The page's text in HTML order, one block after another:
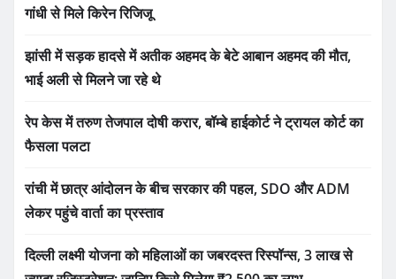
गांधी से मिले किरेन रिजिजू
झांसी में सड़क हादसे में अतीक अहमद के बेटे आबान अहमद की मौत,
भाई अली से मिलने जा रहे थे
रेप केस में तरुण तेजपाल दोषी करार, बॉम्बे हाईकोर्ट ने ट्रायल कोर्ट का
फैसला पलटा
रांची में छात्र आंदोलन के बीच सरकार की पहल, SDO और ADM
लेकर पहुंचे वार्ता का प्रस्ताव
दिल्ली लक्ष्मी योजना को महिलाओं का जबरदस्त रिस्पॉन्स, 3 लाख से